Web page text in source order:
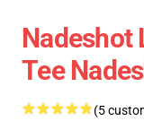
Nadeshot
Tee
(5